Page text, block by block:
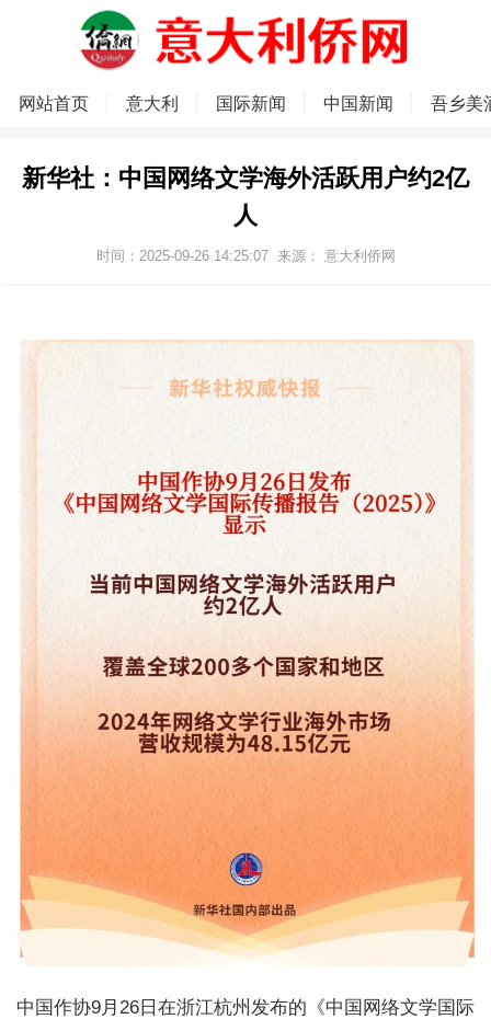
网站首页 意大利 国际新闻 中国新闻 吾乡美
新华社：中国网络文学海外活跃用户约2亿
人
时间：2025-09-26 14:25:07 来源： 意大利侨网
中国作协9月26日在浙江杭州发布的《中国网络文学国际